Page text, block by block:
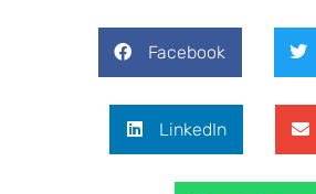
Facebook
LinkedIn